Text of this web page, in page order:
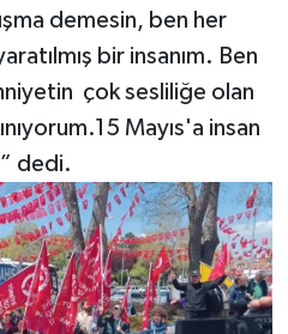
demesin, ben her
bir insanım. Ben
çok sesliliğe olan
Mayıs'a insan
dedi.